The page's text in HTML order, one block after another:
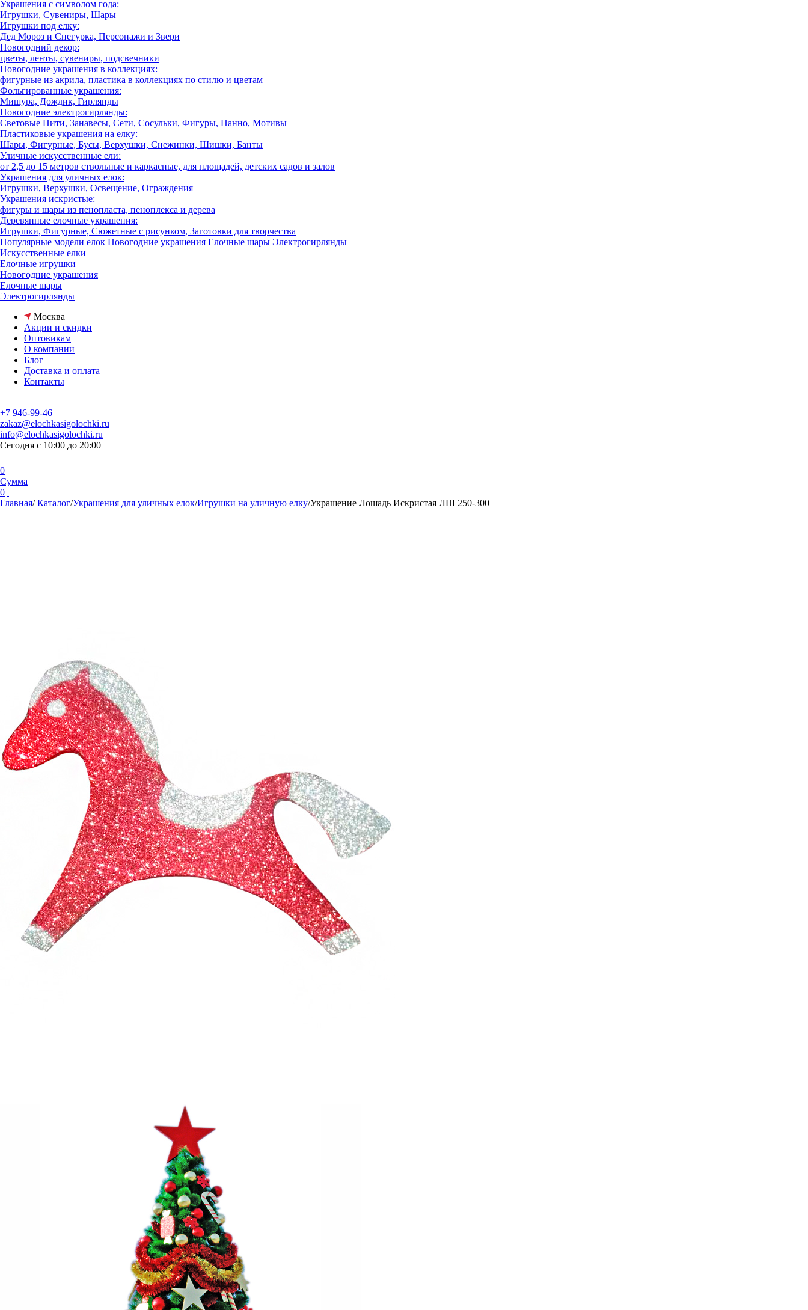
Украшения с символом года:
Игрушки, Сувениры, Шары
Игрушки под елку:
Дед Мороз и Снегурка, Персонажи и Звери
Новогодний декор:
цветы, ленты, сувениры, подсвечники
Новогодние украшения в коллекциях:
фигурные из акрила, пластика в коллекциях по стилю и цветам
Фольгированные украшения:
Мишура, Дождик, Гирлянды
Новогодние электрогирлянды:
Световые Нити, Занавесы, Сети, Сосульки, Фигуры, Панно, Мотивы
Пластиковые украшения на елку:
Шары, Фигурные, Бусы, Верхушки, Снежинки, Шишки, Банты
Уличные искусственные ели:
от 2,5 до 15 метров ствольные и каркасные, для площадей, детских садов и залов
Украшения для уличных елок:
Игрушки, Верхушки, Освещение, Ограждения
Украшения искристые:
фигуры и шары из пенопласта, пеноплекса и дерева
Деревянные елочные украшения:
Игрушки, Фигурные, Сюжетные с рисунком, Заготовки для творчества
Популярные модели елок Новогодние украшения Елочные шары Электрогирлянды
Искусственные елки
Елочные игрушки
Новогодние украшения
Елочные шары
Электрогирлянды
Москва
Акции и скидки
Оптовикам
О компании
Блог
Доставка и оплата
Контакты
+7 946-99-46
zakaz@elochkasigolochki.ru
info@elochkasigolochki.ru
Сегодня с 10:00 до 20:00
0
Сумма
0
Главная/ Каталог/Украшения для уличных елок/Игрушки на уличную елку/Украшение Лошадь Искристая ЛШ 250-300